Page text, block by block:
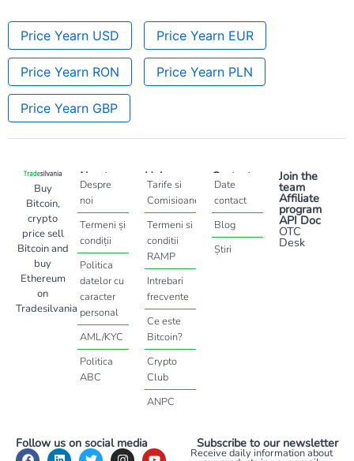
Price Yearn USD Price Yearn EUR
Price Yearn RON Price Yearn PLN
Price Yearn GBP
Buy
Bitcoin,
crypto
price sell
Bitcoin and
buy
Ethereum
on
Tradesilvania
About
Despre
noi
Termeni și
condiții
Politica
datelor cu
caracter
personal
AML/KYC
Politica
ABC
Help
Tarife si
Comisioane
Termeni si
conditii
RAMP
Intrebari
frecvente
Ce este
Bitcoin?
Crypto
Club
ANPC
Contact
Date
contact
Blog
Știri
Join the
team
Affiliate
program
API Doc
OTC
Desk
Follow us on social media Subscribe to our newsletter
Receive daily information about